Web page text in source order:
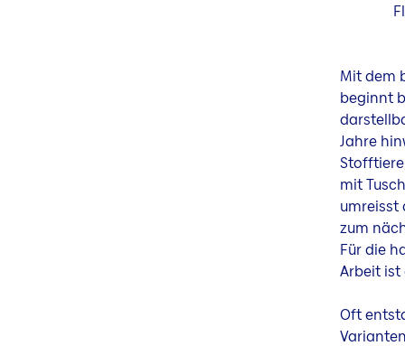
Mit dem
beginnt
Jahre
mit
umreisst
zum
Für die
Arbeit ist
Oft